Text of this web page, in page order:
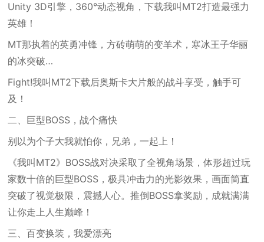
Unity 3D引擎，360°动态视角，下载我叫MT2打造最强力
英雄！
MT那执着的英勇冲锋，方砖萌萌的变羊术，寒冰王子华丽
的冰突破…
Fight!我叫MT2下载后奥斯卡大片般的战斗享受，触手可
及！
二、巨型BOSS，战个痛快
别以为个子大我就怕你，兄弟，一起上！
《我叫MT2》BOSS战对决采取了全视角场景，体形超过玩
家数十倍的巨型BOSS，极具冲击力的光影效果，画面简直
突破了视觉极限，震撼人心。推倒BOSS拿奖励，成就满满
让你走上人生巅峰！
三、百变换装，我爱漂亮